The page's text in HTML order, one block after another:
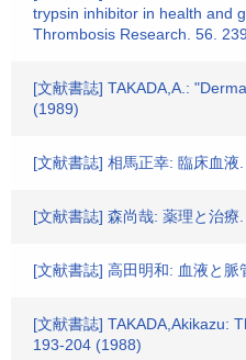
trypsin inhibitor in health and
Thrombosis Research. 56.
[文献書誌] TAKADA,A.:
(1989)
[文献書誌] 相馬正幸: 臨床血
[文献書誌] 森尚哉: 薬理と治
[文献書誌] 高田明和: 血液と
[文献書誌] TAKADA,Akikazu:
193-204 (1988)